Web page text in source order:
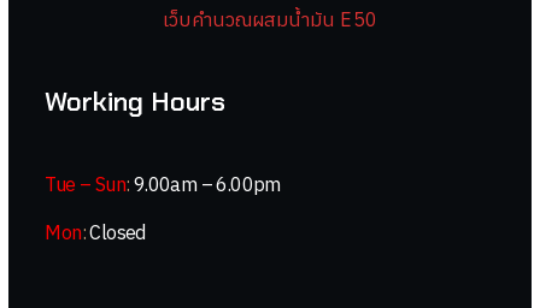
เว็บคำนวณผสมน้ำมัน E50
Working Hours
Tue – Sun: 9.00am – 6.00pm
Mon:Closed